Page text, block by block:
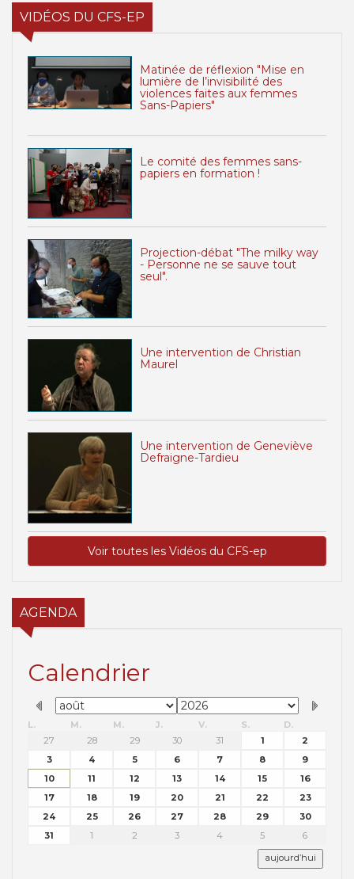
VIDÉOS DU CFS-EP
Matinée de réflexion "Mise en
lumière de l’invisibilité des
violences faites aux femmes
Sans-Papiers"
Le comité des femmes sans-
papiers en formation !
Projection-débat "The milky way
- Personne ne se sauve tout
seul".
Une intervention de Christian
Maurel
Une intervention de Geneviève
Defraigne-Tardieu
Voir toutes les Vidéos du CFS-ep
AGENDA
Calendrier
L. M. M. J. V. S.
D.
27
28 29 30 31 1
2
3
4 5 6 7 8
9
10
11 12 13 14 15
16
17
18 19 20 21 22
23
24
25 26 27 28 29
30
31
1 2 3 4 5 6
aujourd’hui